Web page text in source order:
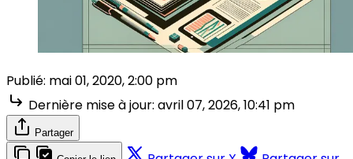
Publié: mai 01, 2020, 2:00 pm
Dernière mise à jour: avril 07, 2026, 10:41 pm
Partager